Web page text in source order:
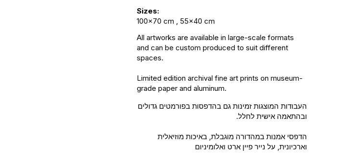
Sizes:
100x70 cm , 55x40 cm
All artworks are available in large-scale formats
and can be custom produced to suit different
spaces.
Limited edition archival fine art prints on museum-
grade paper and aluminum.
העבודות המוצגות זמינות גם בהדפסות בפורמטים גדולים
ובהתאמה אישית לחלל.
הדפסי אמנות במהדורה מוגבלת, באיכות מוזיאלית
וארכיונית, על נייר פיין ארט ואלומיניום